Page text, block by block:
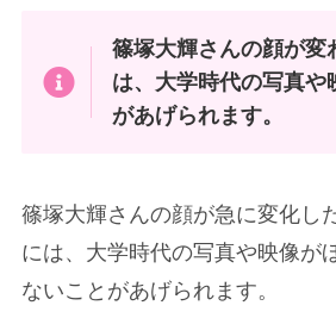
篠塚大輝さんの顔が変
は、大学時代の写真や
があげられます。
篠塚大輝さんの顔が急に変化し
には、大学時代の写真や映像が
ないことがあげられます。